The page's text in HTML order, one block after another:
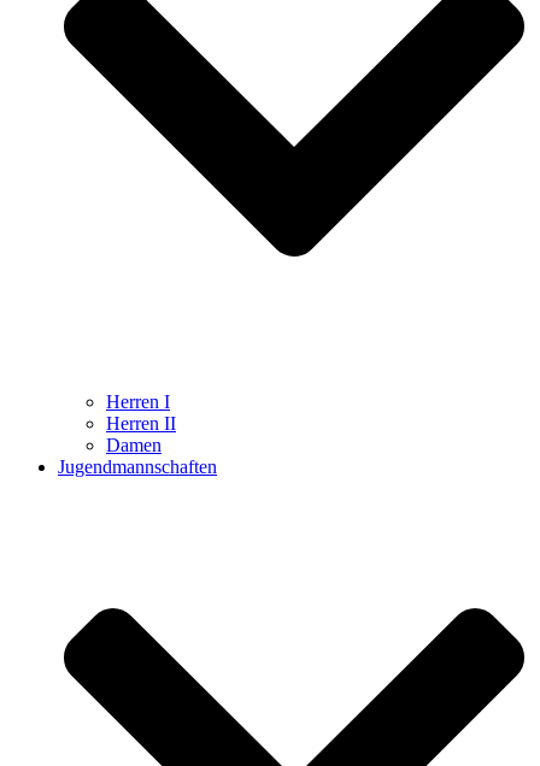
Herren I
Herren II
Damen
Jugendmannschaften